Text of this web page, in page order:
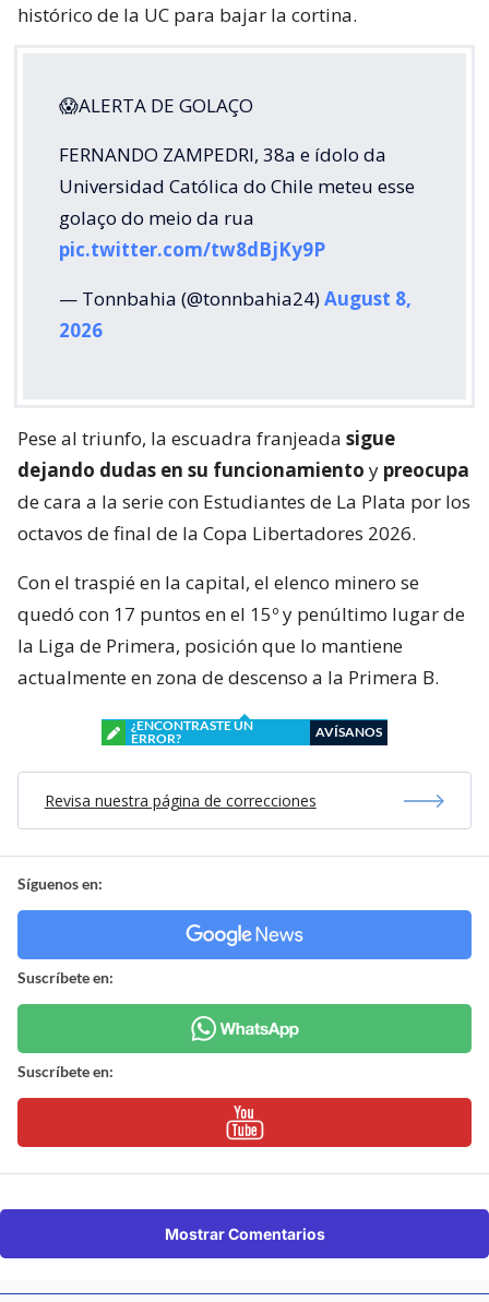
histórico de la UC para bajar la cortina.
😱ALERTA DE GOLAÇO
FERNANDO ZAMPEDRI, 38a e ídolo da
Universidad Católica do Chile meteu esse
golaço do meio da rua
pic.twitter.com/tw8dBjKy9P
— Tonnbahia (@tonnbahia24)August 8,
2026
Pese al triunfo, la escuadra franjeada sigue
dejando dudas en su funcionamiento y preocupa
de cara a la serie con Estudiantes de La Plata por los
octavos de final de la Copa Libertadores 2026.
Con el traspié en la capital, el elenco minero se
quedó con 17 puntos en el 15º y penúltimo lugar de
la Liga de Primera, posición que lo mantiene
actualmente en zona de descenso a la Primera B.
¿ENCONTRASTE UN
ERROR?
AVÍSANOS
Revisa nuestra página de correcciones
Síguenos en:
Suscríbete en:
Suscríbete en:
Mostrar Comentarios